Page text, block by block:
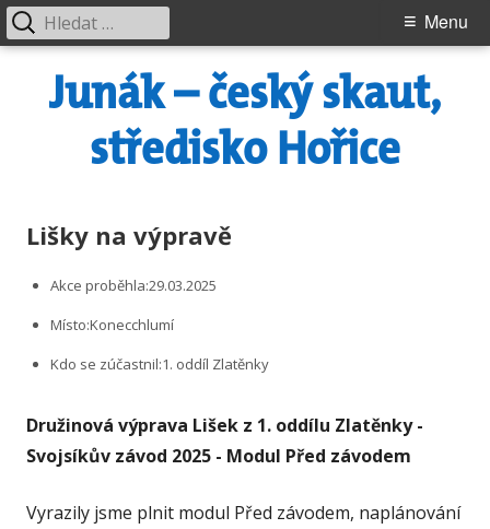
Junák – český skaut,
středisko Hořice
Primary
Menu
Menu
Vyhledávání
Lišky na výpravě
Akce proběhla:29.03.2025
Místo:Konecchlumí
Kdo se zúčastnil:1. oddíl Zlatěnky
Družinová výprava Lišek z 1. oddílu Zlatěnky -
Svojsíkův závod 2025 - Modul Před závodem
Vyrazily jsme plnit modul Před závodem, naplánování